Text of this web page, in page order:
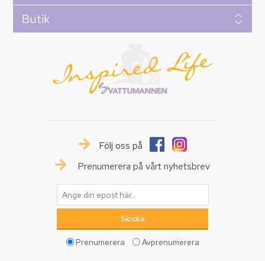
Butik
Följ oss på
Prenumerera på vårt nyhetsbrev
Prenumerera Avprenumerera